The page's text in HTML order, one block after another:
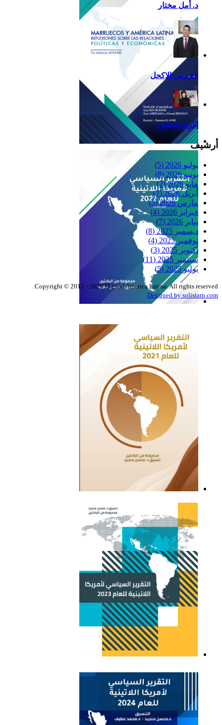
Reflexiones
اللاتينية للعام 2023
د. أمل مختار
الحسين الاكحل
إكرام شاهين
أرشيف
يوليو 2026
(5)
يونيو 2026
(8)
مايو 2026
(2)
أبريل 2026
(7)
مارس 2026
(5)
فبراير 2026
(4)
يناير 2026
(7)
ديسمبر 2025
(8)
نوفمبر 2025
(4)
أكتوبر 2025
(3)
سبتمبر 2025
(11)
يوليو 2025
(5)
Copyright © 2012 - 2026 Marsad America Latina. All rights reserved.
Designed by solistarp.com